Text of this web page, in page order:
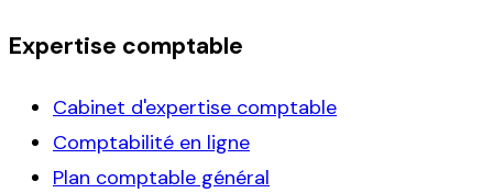
Expertise comptable
Cabinet d'expertise comptable
Comptabilité en ligne
Plan comptable général